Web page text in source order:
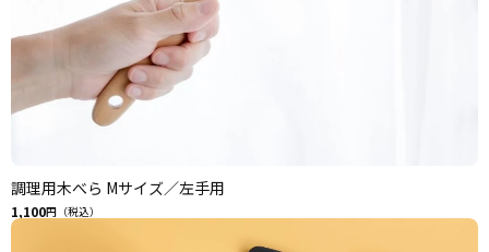
調理用木べら Mサイズ／左手用
1,100円（税込）